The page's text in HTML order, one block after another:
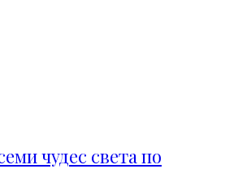
чудес света по